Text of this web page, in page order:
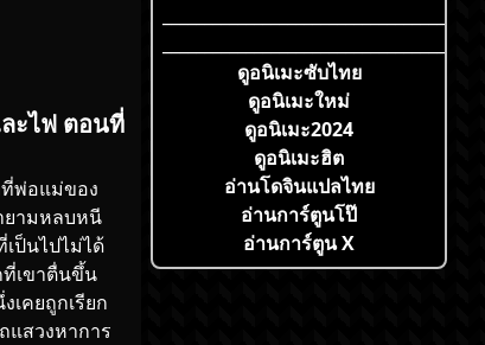
ะไฟ ตอนที่
ที่พ่อแม่ของ
ยามหลบหนี
ป็นไปไม่ได้
เขาตื่นขึ้น
คยถูกเรียก
แสวงหาการ
ดูอนิเมะซับไทย
ดูอนิเมะใหม่
ดูอนิเมะ2024
ดูอนิเมะฮิต
อ่านโดจินแปลไทย
อ่านการ์ตูนโป๊
อ่านการ์ตูน X